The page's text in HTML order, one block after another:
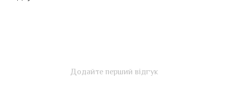
Додайте перший відгук